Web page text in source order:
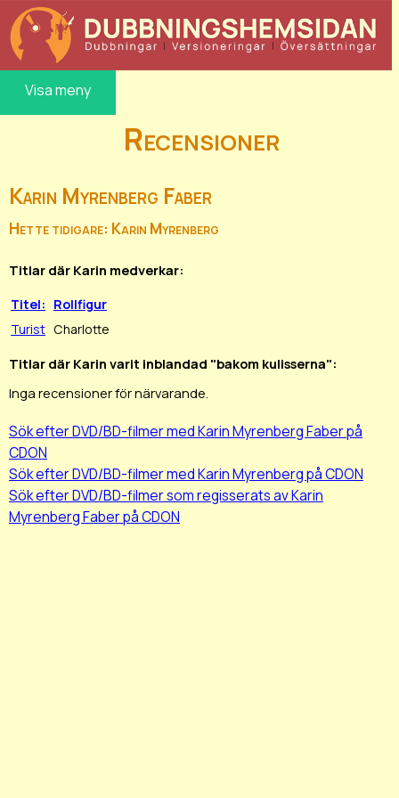
Visa meny
Recensioner
Karin Myrenberg Faber
Hette tidigare: Karin Myrenberg
Titlar där Karin medverkar:
Titel: Rollfigur
Turist Charlotte
Titlar där Karin varit inblandad "bakom kulisserna":
Inga recensioner för närvarande.
Sök efter DVD/BD-filmer med Karin Myrenberg Faber på
CDON
Sök efter DVD/BD-filmer med Karin Myrenberg på CDON
Sök efter DVD/BD-filmer som regisserats av Karin
Myrenberg Faber på CDON